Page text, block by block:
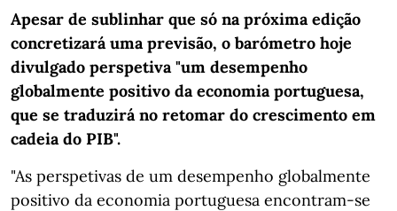
Apesar de sublinhar que só na próxima edição
concretizará uma previsão, o barómetro hoje
divulgado perspetiva "um desempenho
globalmente positivo da economia portuguesa,
que se traduzirá no retomar do crescimento em
cadeia do PIB".
"As perspetivas de um desempenho globalmente
positivo da economia portuguesa encontram-se